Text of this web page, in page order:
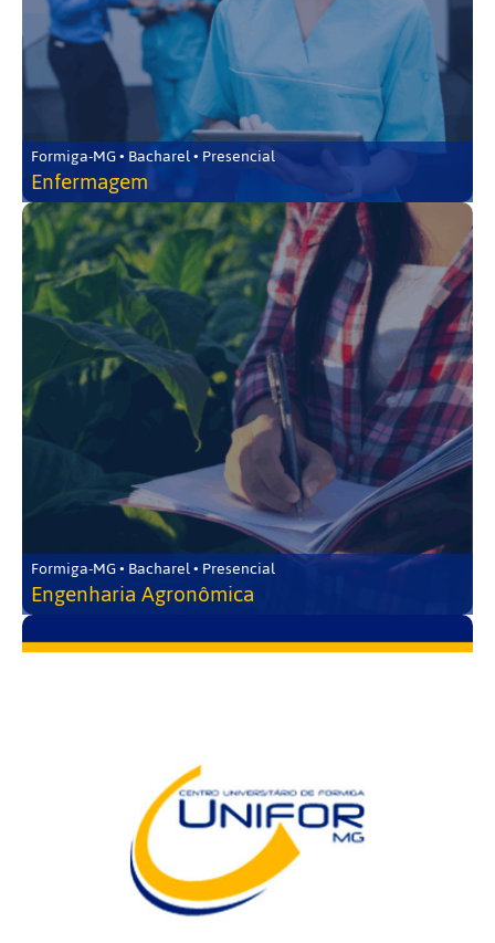
Formiga-MG • Bacharel • Presencial
Enfermagem
Formiga-MG • Bacharel • Presencial
Engenharia Agronômica